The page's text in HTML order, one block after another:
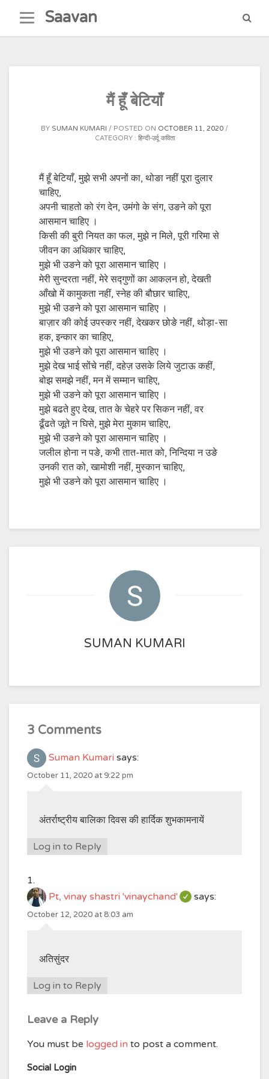
content
Saavan
मैं हूँ बेटियाँ
BY SUMAN KUMARI POSTED ON OCTOBER 11, 2020
CATEGORY : हिन्दी-उर्दू कविता
मैं हूँ बेटियाँ, मुझे सभी अपनों का, थोङा नहीं पूरा दुलार
चाहिए,
अपनी चाहतो को रंग देन, उमंगो के संग, उङने को पूरा
आसमान चाहिए ।
किसी की बुरी नियत का फल, मुझे न मिले, पूरी गरिमा से
जीवन का अधिकार चाहिए,
मुझे भी उङने को पूरा आसमान चाहिए ।
मेरी सुन्दरता नहीं, मेरे सद्गुणों का आकलन हो, देखती
आँखो में कामुकता नहीं, स्नेह की बौछार चाहिए,
मुझे भी उङने को पूरा आसमान चाहिए ।
बाज़ार की कोई उपस्कर नहीं, देखकर छोङे नहीं, थोड़ा-सा
हक, इन्कार का चाहिए,
मुझे भी उङने को पूरा आसमान चाहिए ।
मुझे देख भाई सोंचे नहीं, दहेज़ उसके लिये जुटाऊ कहीं,
बोझ समझे नहीं, मन में सम्मान चाहिए,
मुझे भी उङने को पूरा आसमान चाहिए ।
मुझे बढते हुए देख, तात के चेहरे पर सिकन नहीं, वर
ढूँढते जूते न घिसे, मुझे मेरा मुकाम चाहिए,
मुझे भी उङने को पूरा आसमान चाहिए ।
जलील होना न पङे, कभी तात-मात को, निन्दिया न उङे
उनकी रात को, खामोशी नहीं, मुस्कान चाहिए,
मुझे भी उङने को पूरा आसमान चाहिए ।
SUMAN KUMARI
3 Comments
Suman Kumari says:
October 11, 2020 at 9:22 pm
अंतर्राष्ट्रीय बालिका दिवस की हार्दिक शुभकामनायें
Log in to Reply
Pt, vinay shastri 'vinaychand' says:
October 12, 2020 at 8:03 am
अतिसुंदर
Log in to Reply
Leave a Reply
You must be logged in to post a comment.
Social Login